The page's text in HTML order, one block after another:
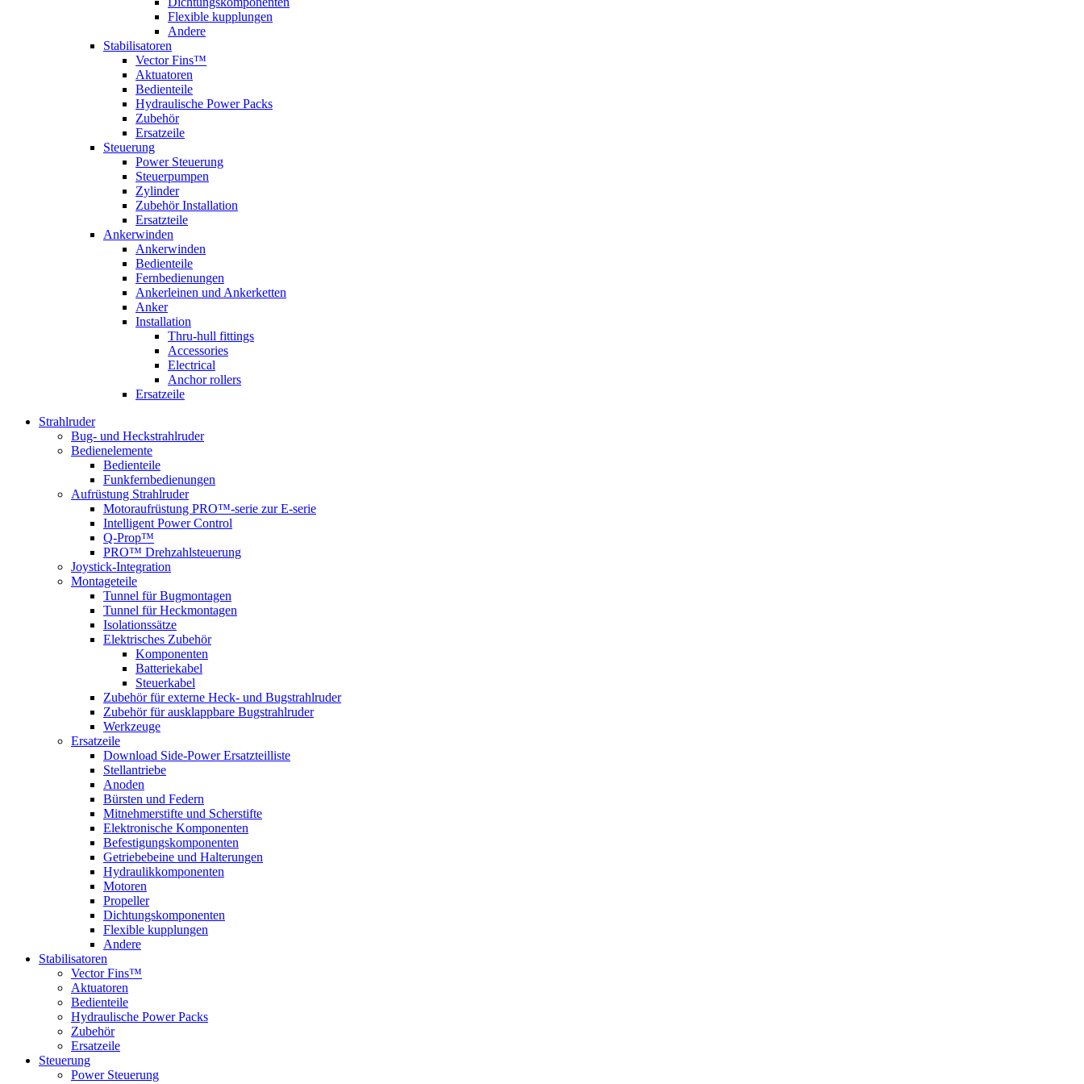
Flexible kupplungen
Andere
Stabilisatoren
Vector Fins™
Aktuatoren
Bedienteile
Hydraulische Power Packs
Zubehör
Ersatzeile
Steuerung
Power Steuerung
Steuerpumpen
Zylinder
Zubehör Installation
Ersatzteile
Ankerwinden
Ankerwinden
Bedienteile
Fernbedienungen
Ankerleinen und Ankerketten
Anker
Installation
Thru-hull fittings
Accessories
Electrical
Anchor rollers
Ersatzeile
Strahlruder
Bug- und Heckstrahlruder
Bedienelemente
Bedienteile
Funkfernbedienungen
Aufrüstung Strahlruder
Motoraufrüstung PRO™-serie zur E-serie
Intelligent Power Control
Q-Prop™
PRO™ Drehzahlsteuerung
Joystick-Integration
Montageteile
Tunnel für Bugmontagen
Tunnel für Heckmontagen
Isolationssätze
Elektrisches Zubehör
Komponenten
Batteriekabel
Steuerkabel
Zubehör für externe Heck- und Bugstrahlruder
Zubehör für ausklappbare Bugstrahlruder
Werkzeuge
Ersatzeile
Download Side-Power Ersatzteilliste
Stellantriebe
Anoden
Bürsten und Federn
Mitnehmerstifte und Scherstifte
Elektronische Komponenten
Befestigungskomponenten
Getriebebeine und Halterungen
Hydraulikkomponenten
Motoren
Propeller
Dichtungskomponenten
Flexible kupplungen
Andere
Stabilisatoren
Vector Fins™
Aktuatoren
Bedienteile
Hydraulische Power Packs
Zubehör
Ersatzeile
Steuerung
Power Steuerung